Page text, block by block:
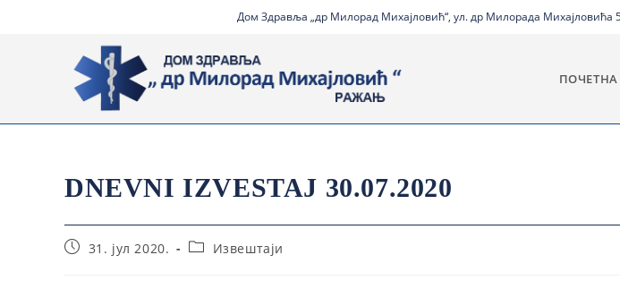
Дом Здравља „др Милорад Михајловић“, ул. др Милорада Михајловића
ПОЧЕТНА
DNEVNI IZVESTAJ 30.07.2020
31. јул 2020. Извештаји